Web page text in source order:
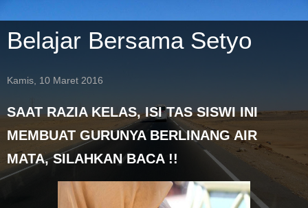
Belajar Bersama Setyo
Kamis, 10 Maret 2016
SAAT RAZIA KELAS, ISI TAS SISWI INI
MEMBUAT GURUNYA BERLINANG AIR
MATA, SILAHKAN BACA !!